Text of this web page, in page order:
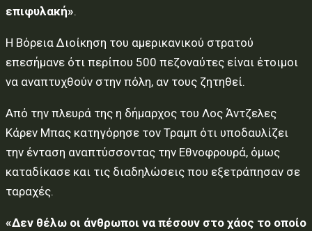
επιφυλακή».
Η Βόρεια Διοίκηση του αμερικανικού στρατού
επεσήμανε ότι περίπου 500 πεζοναύτες είναι έτοιμοι
να αναπτυχθούν στην πόλη, αν τους ζητηθεί.
Από την πλευρά της η δήμαρχος του Λος Άντζελες
Κάρεν Μπας κατηγόρησε τον Τραμπ ότι υποδαυλίζει
την ένταση αναπτύσσοντας την Εθνοφρουρά, όμως
καταδίκασε και τις διαδηλώσεις που εξετράπησαν σε
ταραχές.
«Δεν θέλω οι άνθρωποι να πέσουν στο χάος το οποίο